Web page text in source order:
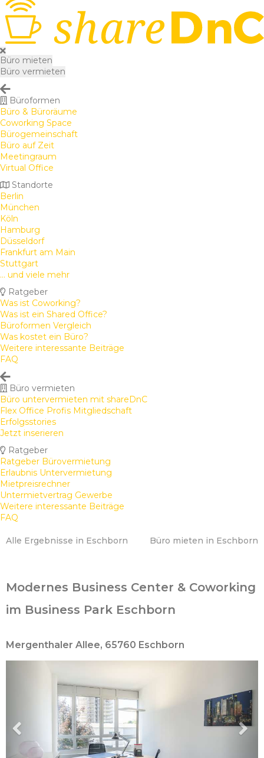
Büro mieten
Büro vermieten
Büroformen
Büro & Büroräume
Coworking Space
Bürogemeinschaft
Büro auf Zeit
Meetingraum
Virtual Office
Standorte
Berlin
München
Köln
Hamburg
Düsseldorf
Frankfurt am Main
Stuttgart
... und viele mehr
Ratgeber
Was ist Coworking?
Was ist ein Shared Office?
Büroformen Vergleich
Was kostet ein Büro?
Weitere interessante Beiträge
FAQ
Büro vermieten
Büro untervermieten mit shareDnC
Flex Office Profis Mitgliedschaft
Erfolgsstories
Jetzt inserieren
Ratgeber
Ratgeber Bürovermietung
Erlaubnis Untervermietung
Mietpreisrechner
Untermietvertrag Gewerbe
Weitere interessante Beiträge
FAQ
Alle Ergebnisse in Eschborn Büro mieten in Eschborn
Modernes Business Center & Coworking
im Business Park Eschborn
Mergenthaler Allee, 65760 Eschborn